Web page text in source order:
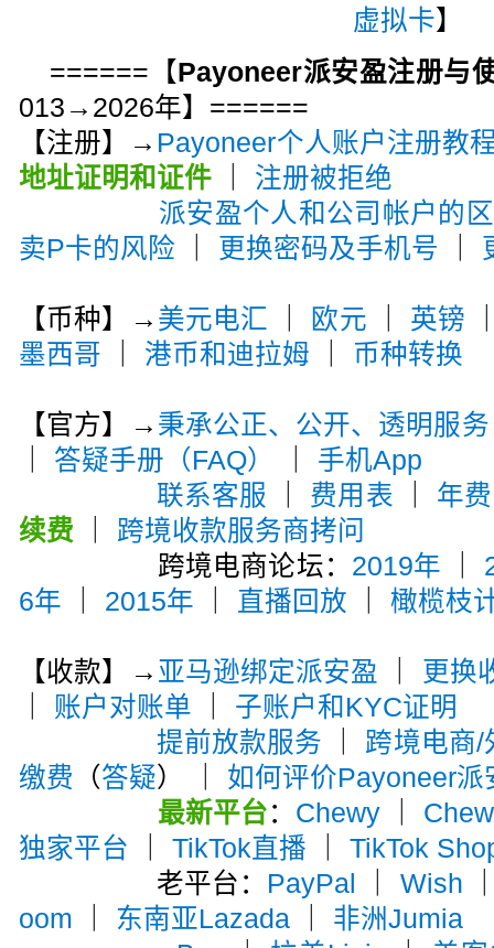
虚拟卡】
======【Payoneer派安盈注册与
013→2026年】======
【注册】→ Payoneer个人账户注册教
地址证明和证件
注册被拒绝
派安盈个人和公司帐户的
卖P卡的风险
更换密码及手机号
【币种】→ 美元电汇 欧元 英镑
墨西哥
港币和迪拉姆 币种转换
【官方】→ 秉承公正、公开、透明服务
答疑手册（FAQ）
手机App
联系客服
费用表 年费
续费
跨境收款服务商拷问
跨境电商论坛： 2019年
6年
2015年 直播回放 ｜橄榄枝
【收款】→ 亚马逊绑定派安盈
更换
账户对账单
子账户和KYC证明
提前放款服务
跨境电商/
缴费 （答疑） ｜ 如何评价Payoneer派
最新平台： Chewy｜
独家平台 ｜TikTok直播 ｜TikTok
老平台： PayPal Wish
oom
东南亚Lazada
非洲Jumia